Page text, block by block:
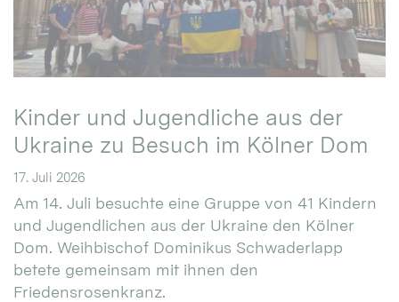
Kinder und Jugendliche aus der
Ukraine zu Besuch im Kölner Dom
17. Juli 2026
Am 14. Juli besuchte eine Gruppe von 41 Kindern
und Jugendlichen aus der Ukraine den Kölner
Dom. Weihbischof Dominikus Schwaderlapp
betete gemeinsam mit ihnen den
Friedensrosenkranz.